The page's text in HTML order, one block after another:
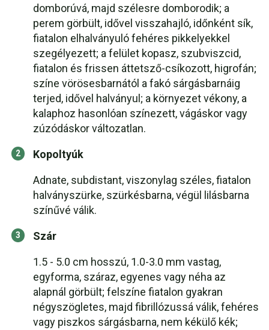
domborúvá, majd szélesre domborodik; a
perem görbült, idővel visszahajló, időnként sík,
fiatalon elhalványuló fehéres pikkelyekkel
szegélyezett; a felület kopasz, szubviszcid,
fiatalon és frissen áttetsző-csíkozott, higrofán;
színe vörösesbarnától a fakó sárgásbarnáig
terjed, idővel halványul; a környezet vékony, a
kalaphoz hasonlóan színezett, vágáskor vagy
zúzódáskor változatlan.
Kopoltyúk
Adnate, subdistant, viszonylag széles, fiatalon
halványszürke, szürkésbarna, végül lilásbarna
színűvé válik.
Szár
1.5 - 5.0 cm hosszú, 1.0-3.0 mm vastag,
egyforma, száraz, egyenes vagy néha az
alapnál görbült; felszíne fiatalon gyakran
négyszögletes, majd fibrillózussá válik, fehéres
vagy piszkos sárgásbarna, nem kékülő kék;